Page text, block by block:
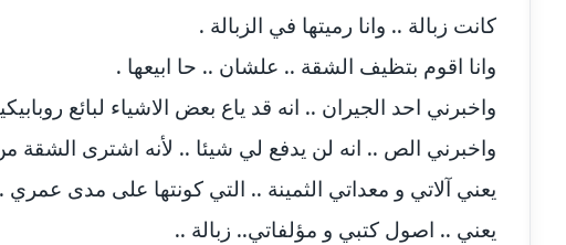
مدونة أماني عبد السلام عاملة
مدونة أماني عز الدين
مدونة أمل الجزائرية متوفي
مدونة أمل الخولي عاملة
كانت زبالة .. وانا رميتها في الزبالة .
وانا اقوم بتظيف الشقة .. علشان .. حا ابيعها .
واخبرني احد الجيران .. انه قد ياع بعض الاشياء لبائع
واخبرني الص .. انه لن يدفع لي شيئا .. لأنه اشترى
يعني آلاتي و معداتي الثمينة .. التي كونتها على مدى عمري
يعني .. اصول كتبي و مؤلفاتي.. زبالة ..